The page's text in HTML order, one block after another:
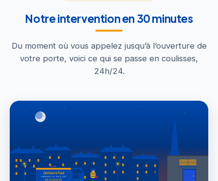
Notre intervention en 30 minutes
Du moment où vous appelez jusqu’à l’ouverture de
votre porte, voici ce qui se passe en coulisses,
24h/24.